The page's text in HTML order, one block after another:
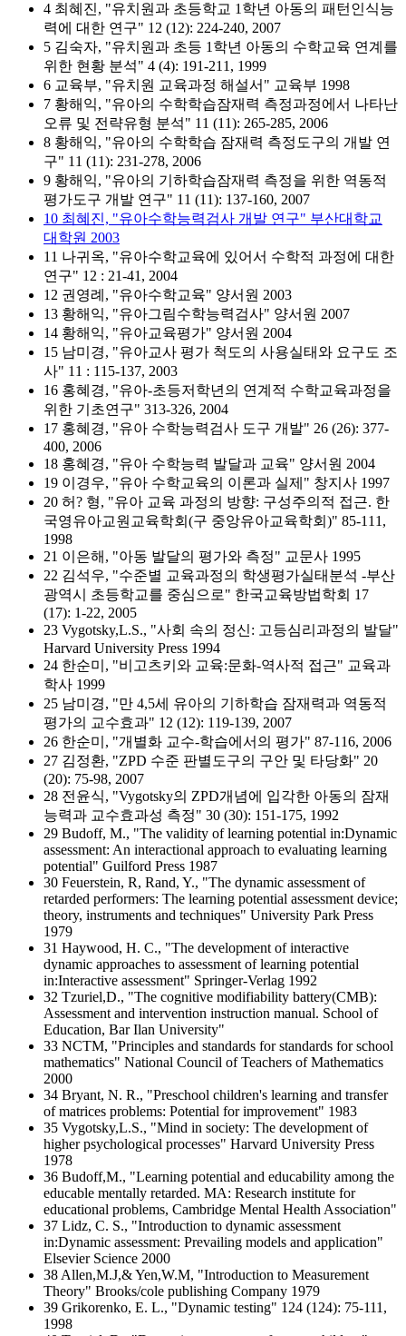
4 최혜진, "유치원과 초등학교 1학년 아동의 패턴인식능
력에 대한 연구" 12 (12): 224-240, 2007
5 김숙자, "유치원과 초등 1학년 아동의 수학교육 연계를
위한 현황 분석" 4 (4): 191-211, 1999
6 교육부, "유치원 교육과정 해설서" 교육부 1998
7 황해익, "유아의 수학학습잠재력 측정과정에서 나타난
오류 및 전략유형 분석" 11 (11): 265-285, 2006
8 황해익, "유아의 수학학습 잠재력 측정도구의 개발 연
구" 11 (11): 231-278, 2006
9 황해익, "유아의 기하학습잠재력 측정을 위한 역동적
평가도구 개발 연구" 11 (11): 137-160, 2007
10 최혜진, "유아수학능력검사 개발 연구" 부산대학교
대학원 2003
11 나귀옥, "유아수학교육에 있어서 수학적 과정에 대한
연구" 12 : 21-41, 2004
12 권영례, "유아수학교육" 양서원 2003
13 황해익, "유아그림수학능력검사" 양서원 2007
14 황해익, "유아교육평가" 양서원 2004
15 남미경, "유아교사 평가 척도의 사용실태와 요구도 조
사" 11 : 115-137, 2003
16 홍혜경, "유아-초등저학년의 연계적 수학교육과정을
위한 기초연구" 313-326, 2004
17 홍혜경, "유아 수학능력검사 도구 개발" 26 (26): 377-
400, 2006
18 홍혜경, "유아 수학능력 발달과 교육" 양서원 2004
19 이경우, "유아 수학교육의 이론과 실제" 창지사 1997
20 허? 형, "유아 교육 과정의 방향: 구성주의적 접근. 한
국영유아교원교육학회(구 중앙유아교육학회)" 85-111,
1998
21 이은해, "아동 발달의 평가와 측정" 교문사 1995
22 김석우, "수준별 교육과정의 학생평가실태분석 -부산
광역시 초등학교를 중심으로" 한국교육방법학회 17
(17): 1-22, 2005
23 Vygotsky,L.S., "사회 속의 정신: 고등심리과정의 발달"
Harvard University Press 1994
24 한순미, "비고츠키와 교육:문화-역사적 접근" 교육과
학사 1999
25 남미경, "만 4,5세 유아의 기하학습 잠재력과 역동적
평가의 교수효과" 12 (12): 119-139, 2007
26 한순미, "개별화 교수-학습에서의 평가" 87-116, 2006
27 김정환, "ZPD 수준 판별도구의 구안 및 타당화" 20
(20): 75-98, 2007
28 전윤식, "Vygotsky의 ZPD개념에 입각한 아동의 잠재
능력과 교수효과성 측정" 30 (30): 151-175, 1992
29 Budoff, M., "The validity of learning potential in:Dynamic
assessment: An interactional approach to evaluating learning
potential" Guilford Press 1987
30 Feuerstein, R, Rand, Y., "The dynamic assessment of
retarded performers: The learning potential assessment device;
theory, instruments and techniques" University Park Press
1979
31 Haywood, H. C., "The development of interactive
dynamic approaches to assessment of learning potential
in:Interactive assessment" Springer-Verlag 1992
32 Tzuriel,D., "The cognitive modifiability battery(CMB):
Assessment and intervention instruction manual. School of
Education, Bar Ilan University"
33 NCTM, "Principles and standards for standards for school
mathematics" National Council of Teachers of Mathematics
2000
34 Bryant, N. R., "Preschool children's learning and transfer
of matrices problems: Potential for improvement" 1983
35 Vygotsky,L.S., "Mind in society: The development of
higher psychological processes" Harvard University Press
1978
36 Budoff,M., "Learning potential and educability among the
educable mentally retarded. MA: Research institute for
educational problems, Cambridge Mental Health Association"
37 Lidz, C. S., "Introduction to dynamic assessment
in:Dynamic assessment: Prevailing models and application"
Elsevier Science 2000
38 Allen,M.J,& Yen,W.M, "Introduction to Measurement
Theory" Brooks/cole publishing Company 1979
39 Grikorenko, E. L., "Dynamic testing" 124 (124): 75-111,
1998